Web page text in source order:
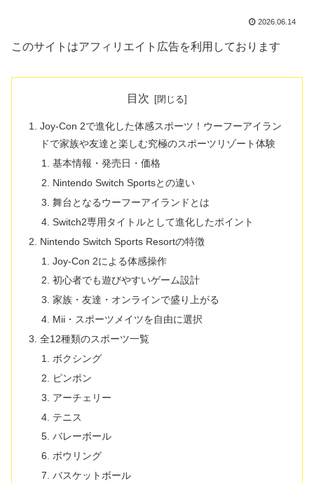
2026.06.14
このサイトはアフィリエイト広告を利用しております
目次
Joy-Con 2で進化した体感スポーツ！ウーフーアイラン
ドで家族や友達と楽しむ究極のスポーツリゾート体験
基本情報・発売日・価格
Nintendo Switch Sportsとの違い
舞台となるウーフーアイランドとは
Switch2専用タイトルとして進化したポイント
Nintendo Switch Sports Resortの特徴
Joy-Con 2による体感操作
初心者でも遊びやすいゲーム設計
家族・友達・オンラインで盛り上がる
Mii・スポーツメイツを自由に選択
全12種類のスポーツ一覧
ボクシング
ピンポン
アーチェリー
テニス
バレーボール
ボウリング
バスケットボール